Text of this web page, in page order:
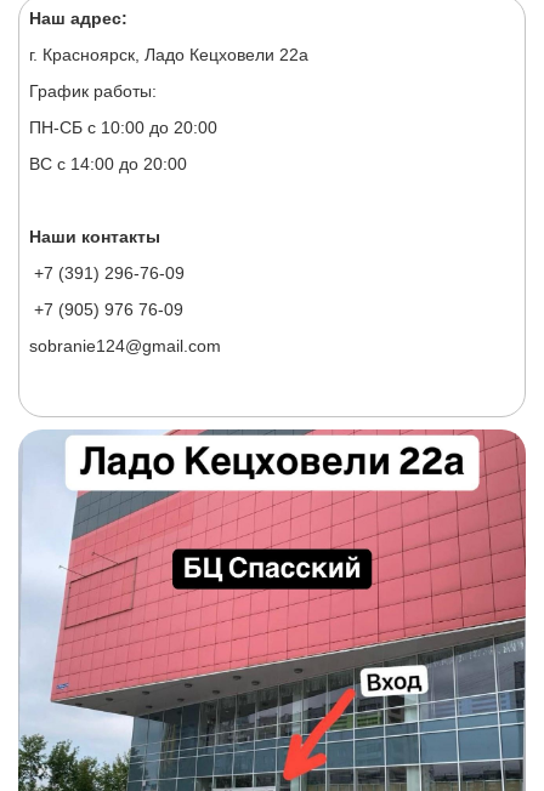
Наш адрес:
г. Красноярск, Ладо Кецховели 22а
График работы:
ПН-СБ с 10:00 до 20:00
ВС с 14:00 до 20:00
Наши контакты
+7 (391) 296-76-09
+7 (905) 976 76-09
sobranie124@gmail.com